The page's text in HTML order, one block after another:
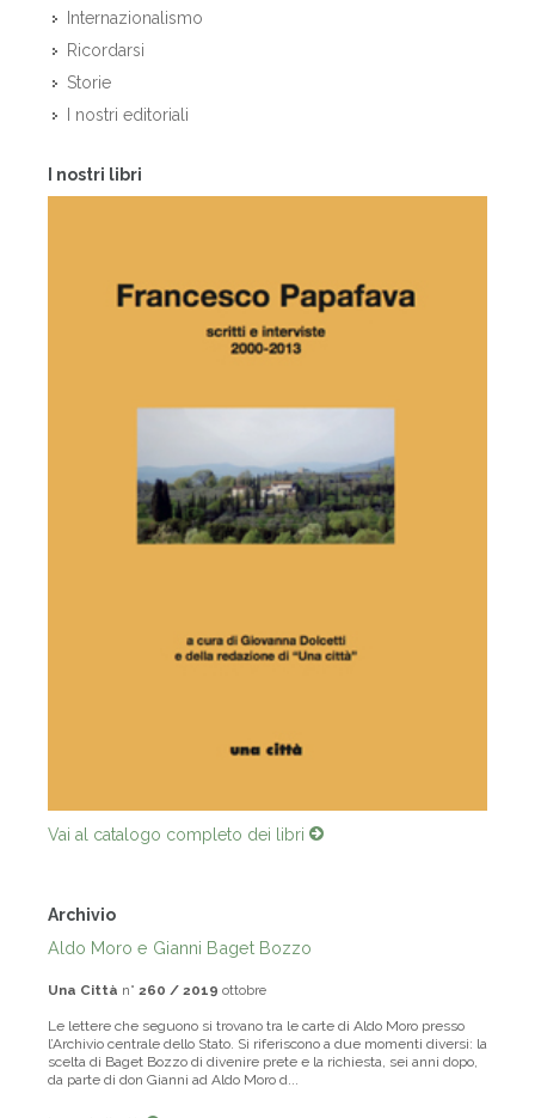
Internazionalismo
Ricordarsi
Storie
I nostri editoriali
I nostri libri
Vai al catalogo completo dei libri
Archivio
Aldo Moro e Gianni Baget Bozzo
Una Città n° 260 / 2019 ottobre
Le lettere che seguono si trovano tra le carte di Aldo Moro presso
l’Archivio centrale dello Stato. Si riferiscono a due momenti diversi: la
scelta di Baget Bozzo di divenire prete e la richiesta, sei anni dopo,
da parte di don Gianni ad Aldo Moro d...